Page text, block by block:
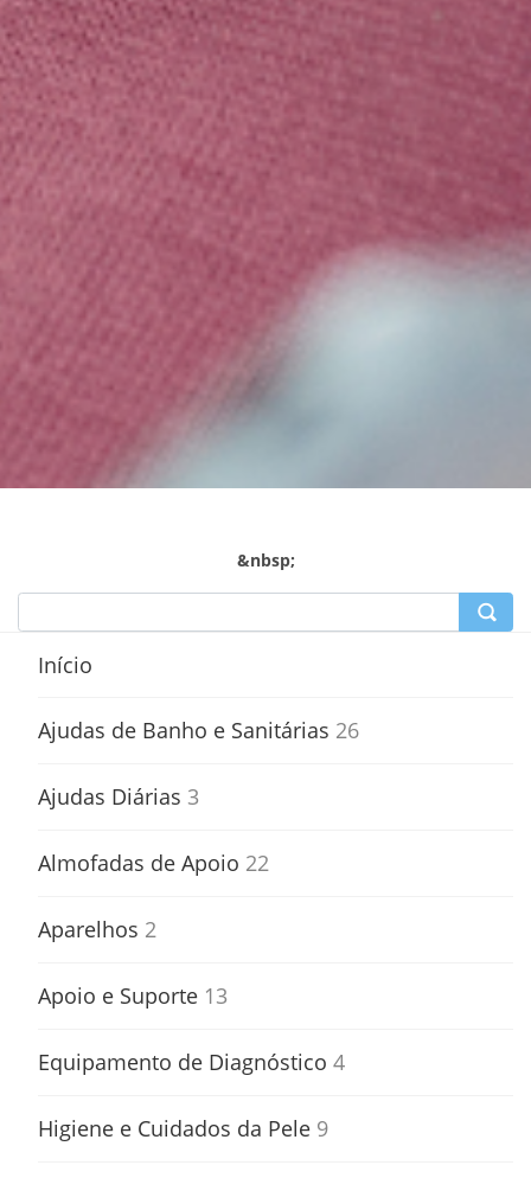
&nbsp;
Início
Ajudas de Banho e Sanitárias 26
Ajudas Diárias 3
Almofadas de Apoio 22
Aparelhos 2
Apoio e Suporte 13
Equipamento de Diagnóstico 4
Higiene e Cuidados da Pele 9